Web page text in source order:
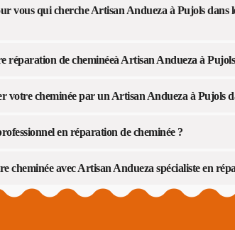
vous qui cherche Artisan Andueza à Pujols dans
réparation de cheminéeà Artisan Andueza à
votre cheminée par un Artisan Andueza à Pujols
en réparation de cheminée ?
cheminée avec Artisan Andueza spécialiste en